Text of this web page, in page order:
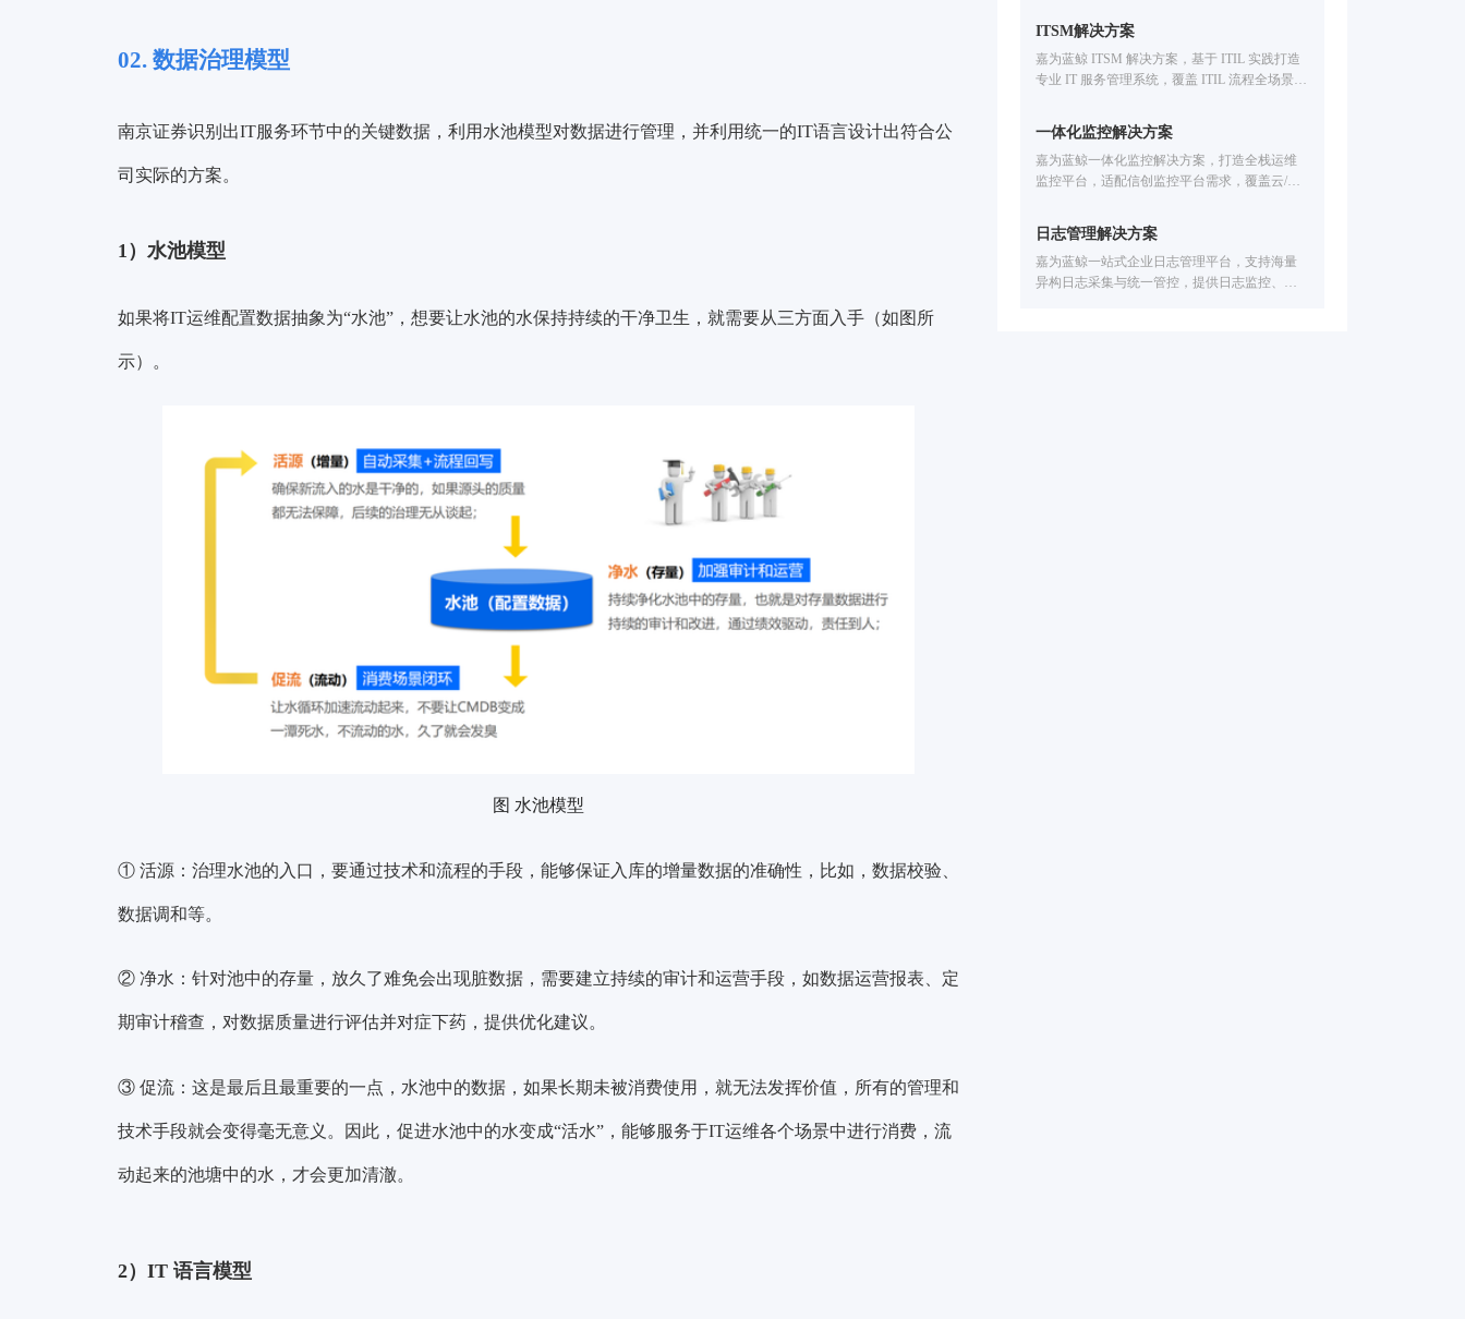
02. 数据治理模型
南京证券识别出IT服务环节中的关键数据，利用水池模型对数据进行管理，并利用统一的IT语言设计出符合公
司实际的方案。
1）水池模型
如果将IT运维配置数据抽象为“水池”，想要让水池的水保持持续的干净卫生，就需要从三方面入手（如图所
示）。
图 水池模型
① 活源： 治理水池的入口，要通过技术和流程的手段，能够保证入库的增量数据的准确性 ，比如，数据校验、
数据调和等。
② 净水： 针对池中的存量，放久了难免会出现脏数据，需要建立持续的审计和运营手段，如数据运营报表、定
期审计稽查，对数据质量进行评估并对症下药，提供优化建议。
③ 促流： 这是最后且最重要的一点，水池中的数据，如果长期未被消费使用，就无法发挥价值，所有的管理和
技术手段就会变得毫无意义。因此，促进水池中的水变成“活水”，能够服务于IT运维各个场景中进行消费，流
动起来的池塘中的水，才会更加清澈。
2）IT 语言模型
破解IT运维痛点，构建可信配置数据体系。
ITSM解决方案
嘉为蓝鲸 ITSM 解决方案，基于 ITIL 实践打造
专业 IT 服务管理系统，覆盖 ITIL 流程全场景，
集成问题；融合低代码 + 自动化 + ITOM 集成
能力，助力运维合规化、效率提升，降低运营
成本。
一体化监控解决方案
嘉为蓝鲸一体化监控解决方案，打造全栈运维
监控平台，适配信创监控平台需求，覆盖云/容
术适配难、工具联动弱、故障定位慢等问题，
提供智能化告警处置、故障自愈、全生命周期
告警管理，已服务中信建投、广州公交、福田
汽车等企业，助力提升运维效率，保障业务稳
日志管理解决方案
嘉为蓝鲸一站式企业日志管理平台，支持海量
异构日志采集与统一管控，提供日志监控、日